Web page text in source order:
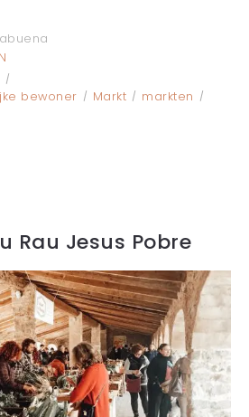
bewoner
Markt
markten
Rau Jesus Pobre